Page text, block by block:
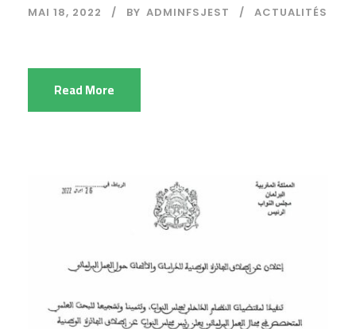
MAI 18, 2022 BY ADMINFSJEST ACTUALITÉS
Read More